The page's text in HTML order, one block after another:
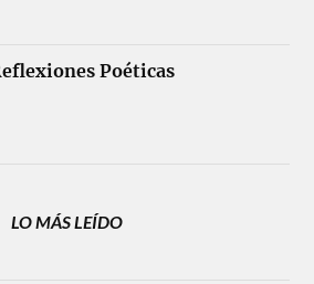
Poéticas
LO MÁS LEÍDO